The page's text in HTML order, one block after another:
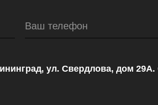
Ваш телефон
ул. Свердлова, дом